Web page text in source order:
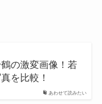
あわせて読みたい
鶴の激変画像！若
を比較！